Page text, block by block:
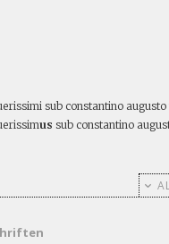
sub constantino
us sub constantino